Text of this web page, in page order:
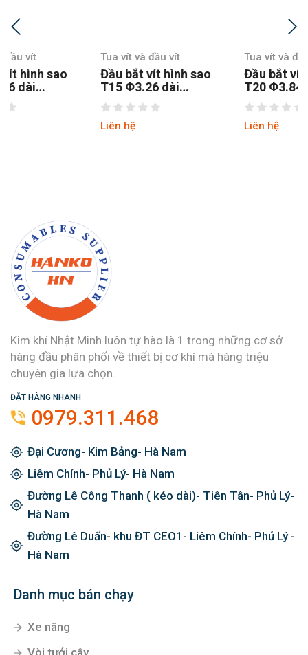
Tua vít và đầu vít
Đầu bắt vít hình sao
T15 Φ3.26 dài
150MM chuôi lục
Tua vít và đầu vít
Đầu bắt vít hình sao
T20 Φ3.84 dài
100MM chuôi lục
Kim khí Nhật Minh luôn tự hào là 1 trong những cơ sở
hàng đầu phân phối về thiết bị cơ khí mà hàng triệu
chuyên gia lựa chọn.
ĐẶT HÀNG NHANH
0979.311.468
Đại Cương- Kim Bảng- Hà Nam
Liêm Chính- Phủ Lý- Hà Nam
Đường Lê Công Thanh ( kéo dài)- Tiên Tân- Phủ Lý-
Hà Nam
Đường Lê Duẩn- khu ĐT CEO1- Liêm Chính- Phủ Lý -
Hà Nam
Danh mục bán chạy
Xe nâng